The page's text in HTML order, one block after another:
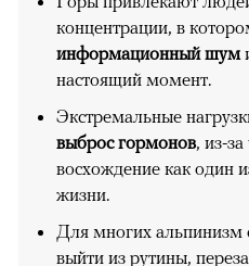
концентрации, в
информационный шум
настоящий момент.
Экстремальные
выброс гормонов, из-
восхождение как один
жизни.
Для многих альпинизм
выйти из рутины,